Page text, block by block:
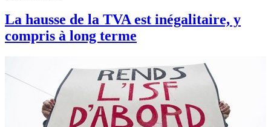
La hausse de la TVA est inégalitaire, y
compris à long terme